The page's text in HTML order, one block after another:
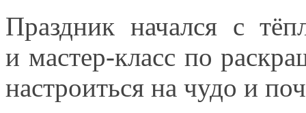
Праздник начался с
и мастер-класс по
настроиться на чудо и